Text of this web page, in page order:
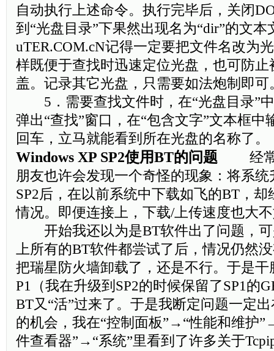
自动执行上述命令。执行完毕后，关闭
到“光盘目录”下果然出现名为“dir”的文本
uTER.COM.cN记得一定要把文件名改为
样既便于查找时迅速定位光盘，也可防
盖。记录其它光盘，只需要如法炮制即可
5．需要查找文件时，在“光盘目录”中
弹出“查找”窗口，在“包含文字”文本框中
回车，立马就能看到所在光盘的名称了
Windows XP SP2使用BT的问题 经常
朋友也许会发现一个奇怪的现象：将系统
SP2后，在以前系统中下载如飞的BT，
情况。即便连接上，下载/上传速度也大
开始我还以为是BT软件出了问题，可
上所有的BT软件都尝试了后，情况仍然
把瑞星防火墙卸载了，还是不行。于是干
P1（我在升级到SP2的时候保留了SP1的
BT又“活”过来了。于是我断定问题一定
的机会，我在“控制面板”→“性能和维护
件查看器”→“系统”里看到了许多关于